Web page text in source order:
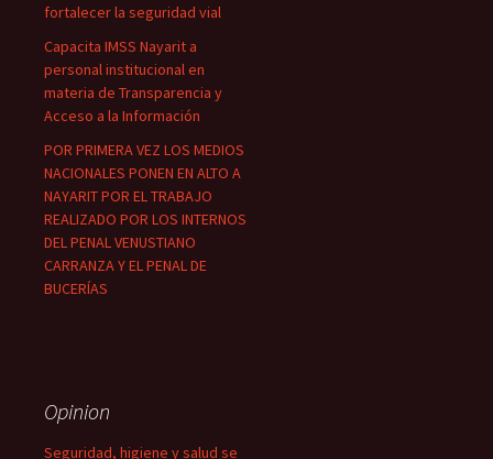
fortalecer la seguridad vial
Capacita IMSS Nayarit a
personal institucional en
materia de Transparencia y
Acceso a la Información
POR PRIMERA VEZ LOS MEDIOS
NACIONALES PONEN EN ALTO A
NAYARIT POR EL TRABAJO
REALIZADO POR LOS INTERNOS
DEL PENAL VENUSTIANO
CARRANZA Y EL PENAL DE
BUCERÍAS
Opinion
Seguridad, higiene y salud se